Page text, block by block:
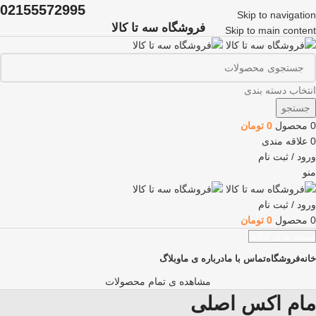
Skip to navigation
Skip to main content
02155572995
فروشگاه سه تا کالا
انتخاب دسته بندی
جستجو
0 محصول 0 تومان
0 علاقه مندی
ورود / ثبت نام
منو
ورود / ثبت نام
0 محصول 0 تومان
خانهفروشگاهتماس با مادرباره ی ماوبلاگ
مشاهده ی تمام محصولات
مام اکس اصلی